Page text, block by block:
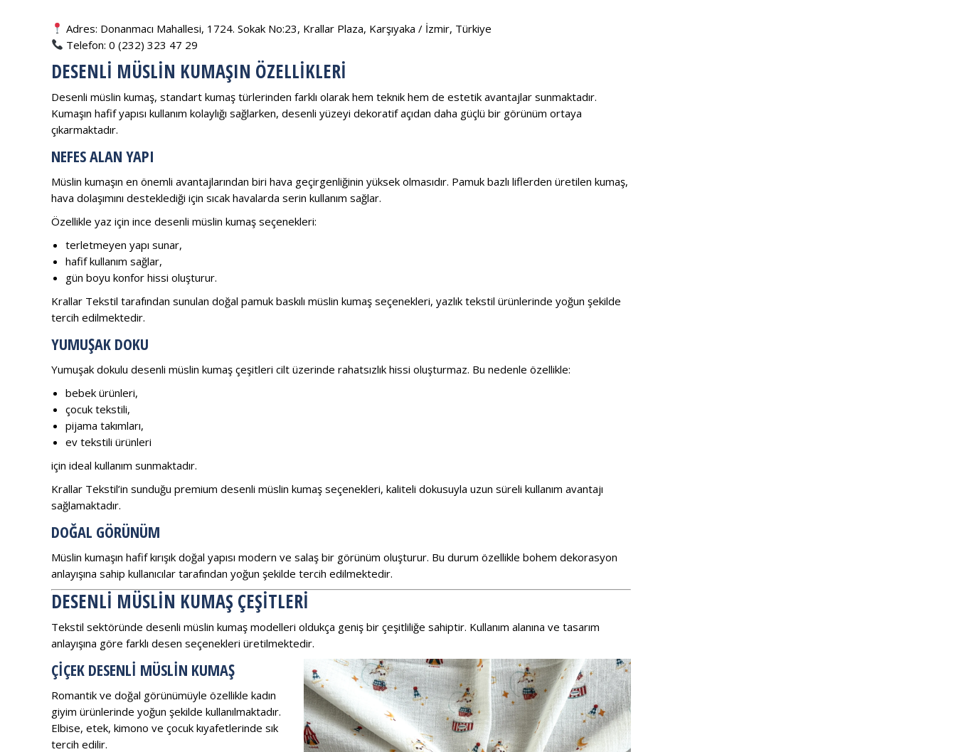
Adres: Donanmacı Mahallesi, 1724. Sokak No:23, Krallar Plaza, Karşıyaka / İzmir, Türkiye
Telefon: 0 (232) 323 47 29
DESENLI MÜSLIN KUMAŞIN ÖZELLIKLERI
Desenli müslin kumaş, standart kumaş türlerinden farklı olarak hem teknik hem de estetik avantajlar sunmaktadır.
Kumaşın hafif yapısı kullanım kolaylığı sağlarken, desenli yüzeyi dekoratif açıdan daha güçlü bir görünüm ortaya
çıkarmaktadır.
NEFES ALAN YAPI
Müslin kumaşın en önemli avantajlarından biri hava geçirgenliğinin yüksek olmasıdır. Pamuk bazlı liflerden üretilen kumaş,
hava dolaşımını desteklediği için sıcak havalarda serin kullanım sağlar.
Özellikle yaz için ince desenli müslin kumaş seçenekleri:
terletmeyen yapı sunar,
hafif kullanım sağlar,
gün boyu konfor hissi oluşturur.
Krallar Tekstil tarafından sunulan doğal pamuk baskılı müslin kumaş seçenekleri, yazlık tekstil ürünlerinde yoğun şekilde
tercih edilmektedir.
YUMUŞAK DOKU
Yumuşak dokulu desenli müslin kumaş çeşitleri cilt üzerinde rahatsızlık hissi oluşturmaz. Bu nedenle özellikle:
bebek ürünleri,
çocuk tekstili,
pijama takımları,
ev tekstili ürünleri
için ideal kullanım sunmaktadır.
Krallar Tekstil’in sunduğu premium desenli müslin kumaş seçenekleri, kaliteli dokusuyla uzun süreli kullanım avantajı
sağlamaktadır.
DOĞAL GÖRÜNÜM
Müslin kumaşın hafif kırışık doğal yapısı modern ve salaş bir görünüm oluşturur. Bu durum özellikle bohem dekorasyon
anlayışına sahip kullanıcılar tarafından yoğun şekilde tercih edilmektedir.
DESENLI MÜSLIN KUMAŞ ÇEŞITLERI
Tekstil sektöründe desenli müslin kumaş modelleri oldukça geniş bir çeşitliliğe sahiptir. Kullanım alanına ve tasarım
anlayışına göre farklı desen seçenekleri üretilmektedir.
ÇIÇEK DESENLI MÜSLIN KUMAŞ
Romantik ve doğal görünümüyle özellikle kadın
giyim ürünlerinde yoğun şekilde kullanılmaktadır.
Elbise, etek, kimono ve çocuk kıyafetlerinde sık
tercih edilir.